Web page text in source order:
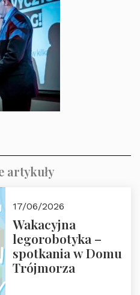
artykuły
17/06/2026
Wakacyjna
legorobotyka –
spotkania w Domu
Trójmorza